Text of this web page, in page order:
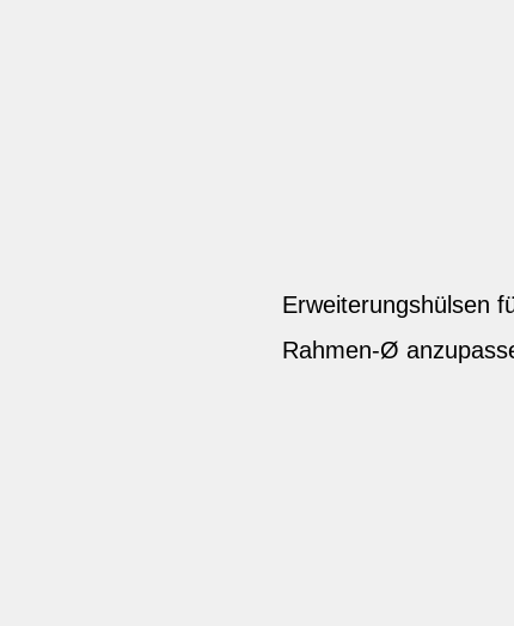
Erweiterungshülsen
Rahmen-Ø